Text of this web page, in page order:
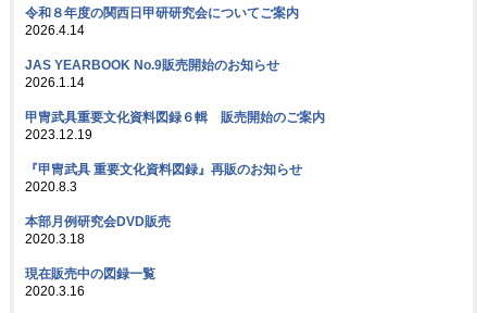
令和８年度の関西日甲研研究会についてご案内
2026.4.14
JAS YEARBOOK No.9販売開始のお知らせ
2026.1.14
甲冑武具重要文化資料図録６輯 販売開始のご案内
2023.12.19
『甲冑武具 重要文化資料図録』再販のお知らせ
2020.8.3
本部月例研究会DVD販売
2020.3.18
現在販売中の図録一覧
2020.3.16